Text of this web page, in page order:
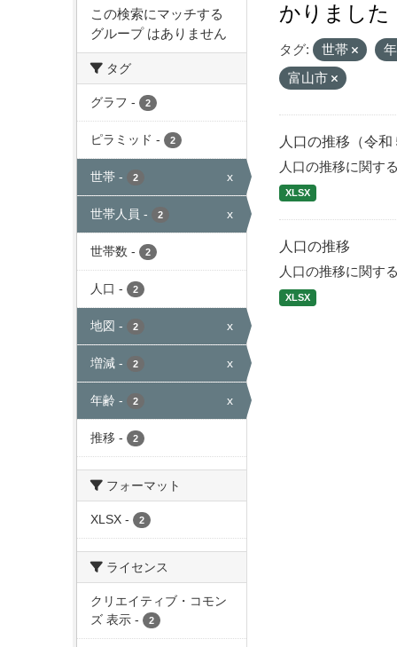
この検索にマッチする
グループ はありません
タグ
グラフ - 2
ピラミッド - 2
世帯 - 2 x
世帯人員 - 2 x
世帯数 - 2
人口 - 2
地図 - 2 x
増減 - 2 x
年齢 - 2 x
推移 - 2
フォーマット
XLSX - 2
ライセンス
クリエイティブ・コモン
ズ 表示 - 2
かりました
タグ: 世帯
富山市
人口の推移（令和
人口の推移に関す
XLSX
人口の推移
人口の推移に関す
XLSX